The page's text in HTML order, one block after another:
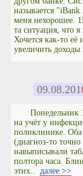
называется
меня нехорошее.
та ситуация, что
Хочется как-то её
увеличить доходы
Понедельник
на учёт у
поликлинике.
(диагноз-то точно
навыписывали
полтора часа.
этих.. далее >>